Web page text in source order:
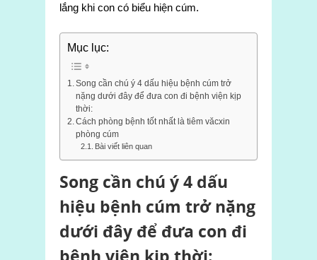
lắng khi con có biểu hiện cúm.
Mục lục:
Song cần chú ý 4 dấu hiệu bệnh cúm trở
nặng dưới đây để đưa con đi bệnh viện kịp
thời:
Cách phòng bệnh tốt nhất là tiêm văcxin
phòng cúm
Bài viết liên quan
Song cần chú ý 4 dấu
hiệu bệnh cúm trở nặng
dưới đây để đưa con đi
bệnh viện kịp thời: